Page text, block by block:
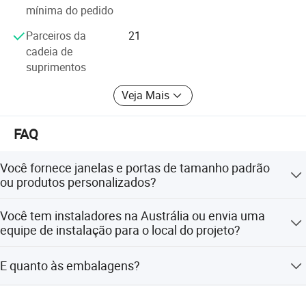
mínima do pedido
Parceiros da
cadeia de
suprimentos
21
Veja Mais
FAQ
Você fornece janelas e portas de tamanho padrão
ou produtos personalizados?
quais obtêm janelas e portas de tamanho padrão da
fábrica Rocky, e também fornecemos produtos
empreiteiros.
Você tem instaladores na Austrália ou envia uma
equipe de instalação para o local do projeto?
realizar uma instalação fácil, e recomendamos o uso de
E quanto às embalagens?